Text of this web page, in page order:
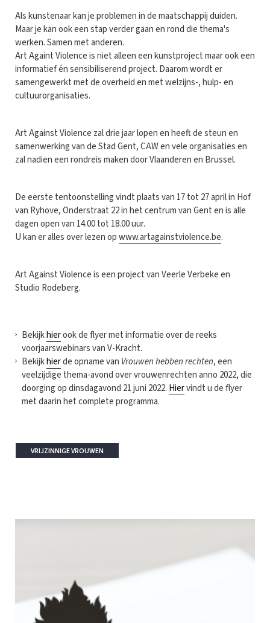
Als kunstenaar kan je problemen in de maatschappij duiden.
Maar je kan ook een stap verder gaan en rond die thema's
werken. Samen met anderen.
Art Againt Violence is niet alleen een kunstproject maar ook een
informatief én sensibiliserend project. Daarom wordt er
samengewerkt met de overheid en met welzijns-, hulp- en
cultuurorganisaties.
Art Against Violence zal drie jaar lopen en heeft de steun en
samenwerking van de Stad Gent, CAW en vele organisaties en
zal nadien een rondreis maken door Vlaanderen en Brussel.
De eerste tentoonstelling vindt plaats van 17 tot 27 april in Hof
van Ryhove, Onderstraat 22 in het centrum van Gent en is alle
dagen open van 14.00 tot 18.00 uur.
U kan er alles over lezen opwww.artagainstviolence.be.
Art Against Violence is een project van Veerle Verbeke en
Studio Rodeberg.
Bekijkhierook de flyer met informatie over de reeks
voorjaarswebinars van V-Kracht.
Bekijkhierde opname van Vrouwen hebben rechten, een
veelzijdige thema-avond over vrouwenrechten anno 2022, die
doorging op dinsdagavond 21 juni 2022. Hiervindt u de flyer
met daarin het complete programma.
VRIJZINNIGE VROUWEN